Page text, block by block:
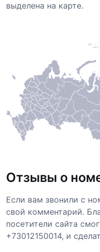
выделена на карте.
Отзывы о
Если вам звонили с
свой комментарий.
посетители сайта
+73012150014, и